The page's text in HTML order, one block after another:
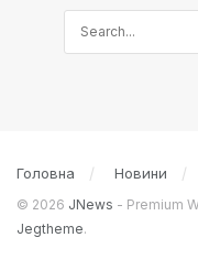
Головна Новини
© 2026 JNews - Premium
Jegtheme.